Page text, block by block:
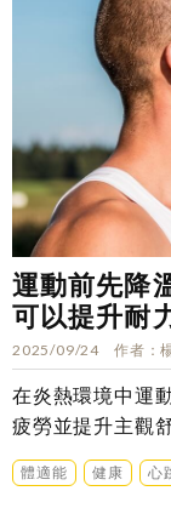
運動前先降
可以提升耐
2025/09/24 作者
在炎熱環境中運
疲勞並提升主觀
體適能 健康 心